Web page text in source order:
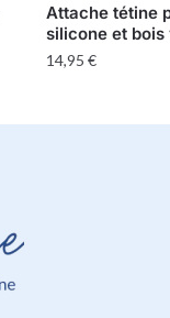
Attache tétine
silicone et bois
14,95 €